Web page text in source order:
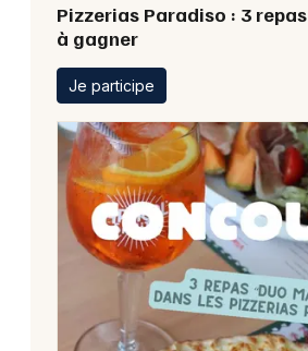
Pizzerias Paradiso : 3
à gagner
Je participe